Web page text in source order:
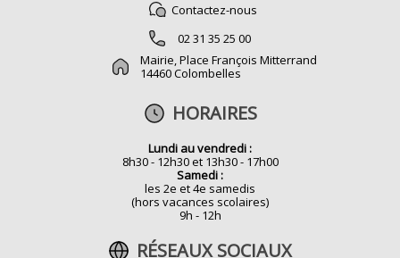
Contactez-nous
02 31 35 25 00
Mairie, Place François Mitterrand
14460 Colombelles
HORAIRES
Lundi au vendredi :
8h30 - 12h30 et 13h30 - 17h00
Samedi :
les 2e et 4e samedis
(hors vacances scolaires)
9h - 12h
RÉSEAUX SOCIAUX